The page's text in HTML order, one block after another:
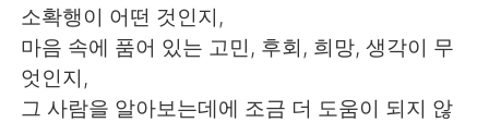
소확행이 어떤 것인지,
마음 속에 품어 있는 고민, 후회, 희망, 생각이 무
엇인지,
그 사람을 알아보는데에 조금 더 도움이 되지 않